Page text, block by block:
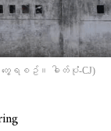
တွေ့ရစဥ်။ ဓါတ်ပုံံ-CJ)